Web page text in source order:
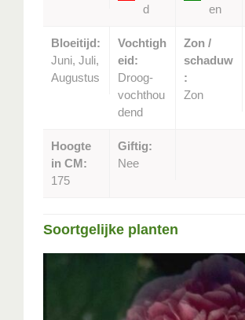
d
en
Bloeitijd:
Juni, Juli,
Augustus
Vochtigh
eid:
Droog-
vochthou
dend
Zon /
schaduw
:
Zon
Hoogte
in CM:
175
Giftig:
Nee
Soortgelijke planten